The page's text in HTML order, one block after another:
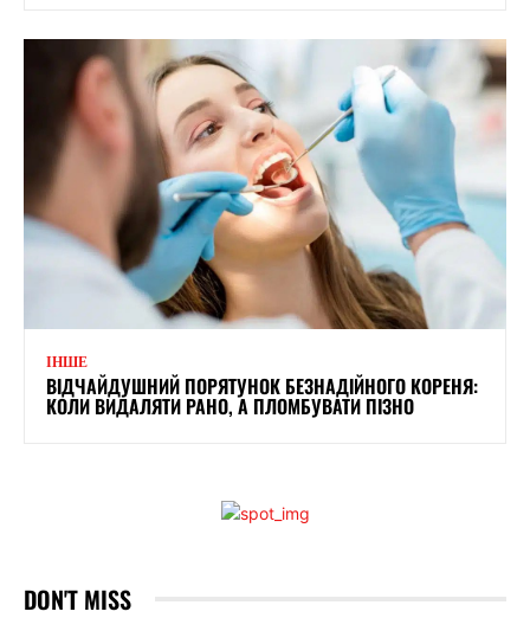
ІНШЕ
ВІДЧАЙДУШНИЙ ПОРЯТУНОК БЕЗНАДІЙНОГО КОРЕНЯ:
КОЛИ ВИДАЛЯТИ РАНО, А ПЛОМБУВАТИ ПІЗНО
DON'T MISS